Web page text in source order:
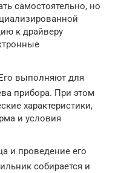
самостоятельно, но
к драйверу
выполняют для
прибора. При этом
характеристики,
и условия
и проведение его
собирается и